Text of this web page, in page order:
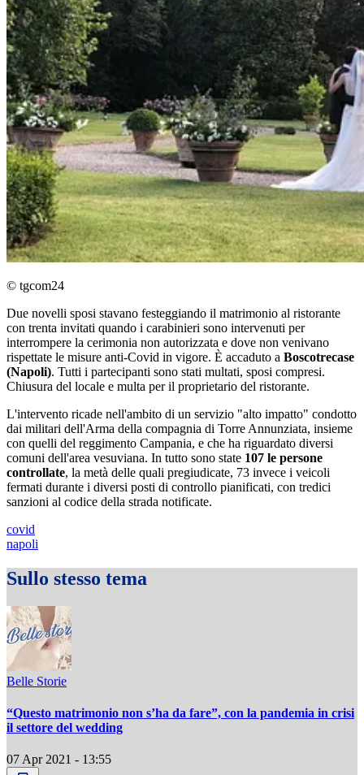
© tgcom24
Due novelli sposi stavano festeggiando il matrimonio al ristorante
con trenta invitati quando i carabinieri sono intervenuti per
interrompere la cerimonia non autorizzata e dove non venivano
rispettate le misure anti-Covid in vigore. È accaduto a Boscotrecase
(Napoli). Tutti i partecipanti sono stati multati, sposi compresi.
Chiusura del locale e multa per il proprietario del ristorante.
L'intervento ricade nell'ambito di un servizio "alto impatto" condotto
dai militari dell'Arma della compagnia di Torre Annunziata, insieme
con quelli del reggimento Campania, e che ha riguardato diversi
comuni dell'area vesuviana. In tutto sono state 107 le persone
controllate, la metà delle quali pregiudicate, 73 invece i veicoli
fermati durante i diversi posti di controllo pianificati, con tredici
sanzioni al codice della strada notificate.
covid
napoli
Sullo stesso tema
Belle Storie
“Questo matrimonio non s’ha da fare”, con la pandemia in crisi
il settore del wedding
07 Apr 2021 - 13:55